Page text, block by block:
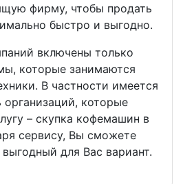
фирму, чтобы продать
быстро и выгодно.
включены только
которые занимаются
В частности имеется
которые
– скупка кофемашин в
сервису, Вы сможете
для Вас вариант.